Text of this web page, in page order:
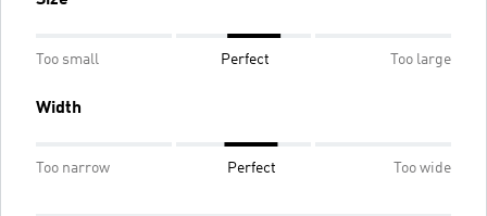
Too small Perfect Too large
Width
Too narrow Perfect Too wide